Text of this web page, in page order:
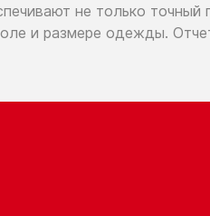
не только точный
и размере одежды.